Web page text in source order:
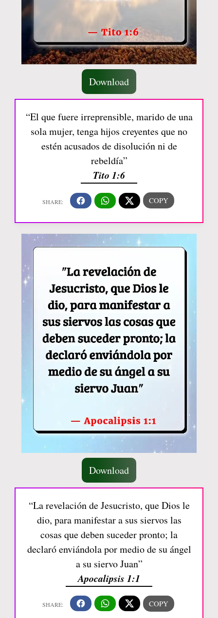
Download
“El que fuere irreprensible, marido de una
sola mujer, tenga hijos creyentes que no
estén acusados de disolución ni de
rebeldía”
Tito 1:6
Download
“La revelación de Jesucristo, que Dios le
dio, para manifestar a sus siervos las
cosas que deben suceder pronto; la
declaró enviándola por medio de su ángel
a su siervo Juan”
Apocalipsis 1:1